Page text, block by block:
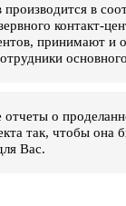
в
контакт-
принимают и
о
так, чтобы
Вас.